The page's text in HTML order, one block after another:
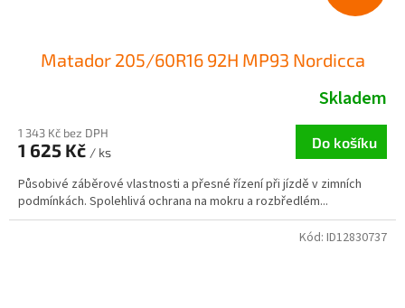
Matador 205/60R16 92H MP93 Nordicca
Skladem
1 343 Kč bez DPH
1 625 Kč / ks
Do košíku
Působivé záběrové vlastnosti a přesné řízení při jízdě v zimních
podmínkách. Spolehlivá ochrana na mokru a rozbředlém...
Kód: ID12830737